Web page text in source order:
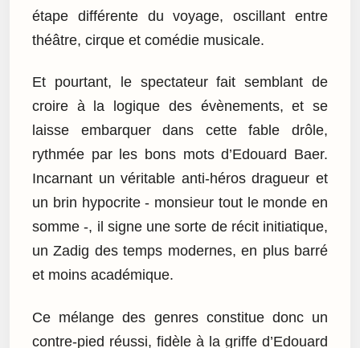
étape différente du voyage, oscillant entre
théâtre, cirque et comédie musicale.
Et pourtant, le spectateur fait semblant de
croire à la logique des évènements, et se
laisse embarquer dans cette fable drôle,
rythmée par les bons mots d’Edouard Baer.
Incarnant un véritable anti-héros dragueur et
un brin hypocrite - monsieur tout le monde en
somme -, il signe une sorte de récit initiatique,
un Zadig des temps modernes, en plus barré
et moins académique.
Ce mélange des genres constitue donc un
contre-pied réussi, fidèle à la griffe d’Edouard